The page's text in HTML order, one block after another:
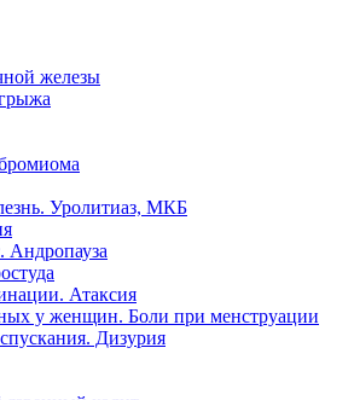
железы
Уролитиаз, МКБ
Атаксия
у женщин. Боли при менструации
Дизурия